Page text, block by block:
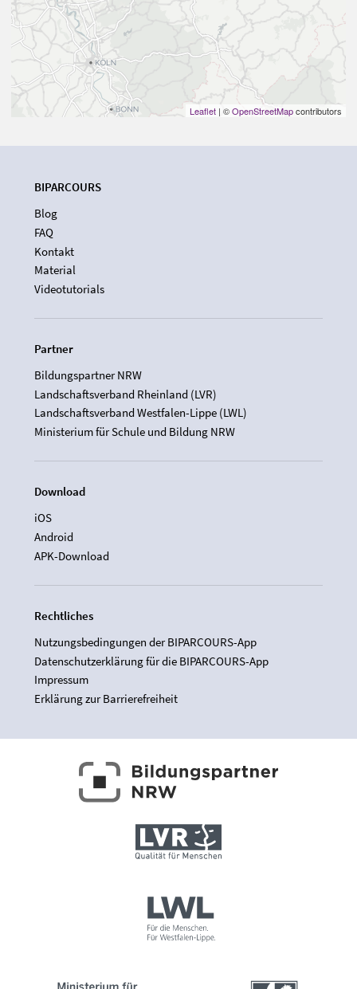
Leaflet | ©OpenStreetMapcontributors
BIPARCOURS
Blog
FAQ
Kontakt
Material
Videotutorials
Partner
Bildungspartner NRW
Landschaftsverband Rheinland (LVR)
Landschaftsverband Westfalen-Lippe (LWL)
Ministerium für Schule und Bildung NRW
Download
iOS
Android
APK-Download
Rechtliches
Nutzungsbedingungen der BIPARCOURS-App
Datenschutzerklärung für die BIPARCOURS-App
Impressum
Erklärung zur Barrierefreiheit